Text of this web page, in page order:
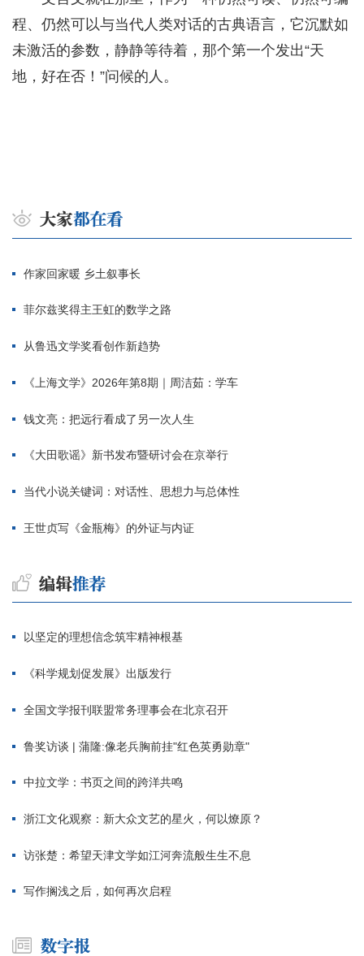
程、仍然可以与当代人类对话的古典语言，它沉默如
未激活的参数，静静等待着，那个第一个发出“天
地，好在否！”问候的人。
作家回家暖 乡土叙事长
菲尔兹奖得主王虹的数学之路
从鲁迅文学奖看创作新趋势
《上海文学》2026年第8期｜周洁茹：学车
钱文亮：把远行看成了另一次人生
《大田歌谣》新书发布暨研讨会在京举行
当代小说关键词：对话性、思想力与总体性
王世贞写《金瓶梅》的外证与内证
以坚定的理想信念筑牢精神根基
《科学规划促发展》出版发行
全国文学报刊联盟常务理事会在北京召开
鲁奖访谈 | 蒲隆:像老兵胸前挂"红色英勇勋章"
中拉文学：书页之间的跨洋共鸣
浙江文化观察：新大众文艺的星火，何以燎原？
访张楚：希望天津文学如江河奔流般生生不息
写作搁浅之后，如何再次启程